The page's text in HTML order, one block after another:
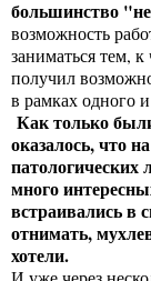
большинство
возможность
заниматься тем,
получил
в рамках одного
Как только
оказалось, что
патологических
много
встраивались в
отнимать,
хотели.